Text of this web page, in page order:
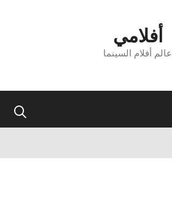
أفلامي
عالم أفلام السينما